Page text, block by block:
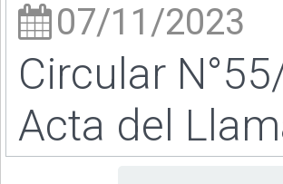
07/11/2023
Circular
Acta del